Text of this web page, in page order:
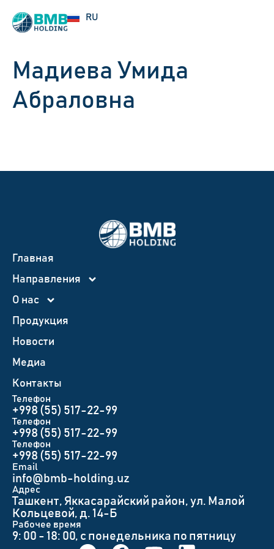
RU
UZ
Мадиева Умида
Абраловна
Главная
Направления
О нас
Продукция
Новости
Медиа
Контакты
Телефон
+998 (55) 517-22-99
Телефон
+998 (55) 517-22-99
Телефон
+998 (55) 517-22-99
Email
info@bmb-holding.uz​
Адрес
Ташкент, Яккасарайский район, ул. Малой
Кольцевой, д. 14-Б
Рабочее время
9: 00 - 18: 00, с понедельника по пятницу